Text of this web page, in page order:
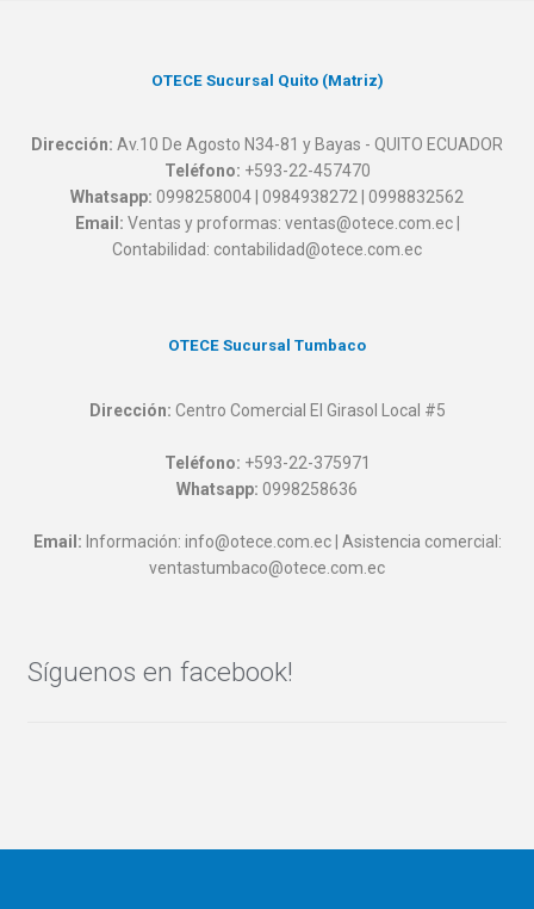
OTECE Sucursal Quito (Matriz)
Dirección: Av.10 De Agosto N34-81 y Bayas - QUITO ECUADOR
Teléfono: +593-22-457470
Whatsapp: 0998258004 | 0984938272 | 0998832562
Email: Ventas y proformas: ventas@otece.com.ec |
Contabilidad: contabilidad@otece.com.ec
OTECE Sucursal Tumbaco
Dirección: Centro Comercial El Girasol Local #5
Teléfono: +593-22-375971
Whatsapp: 0998258636
Email: Información: info@otece.com.ec | Asistencia comercial:
ventastumbaco@otece.com.ec
Síguenos en facebook!